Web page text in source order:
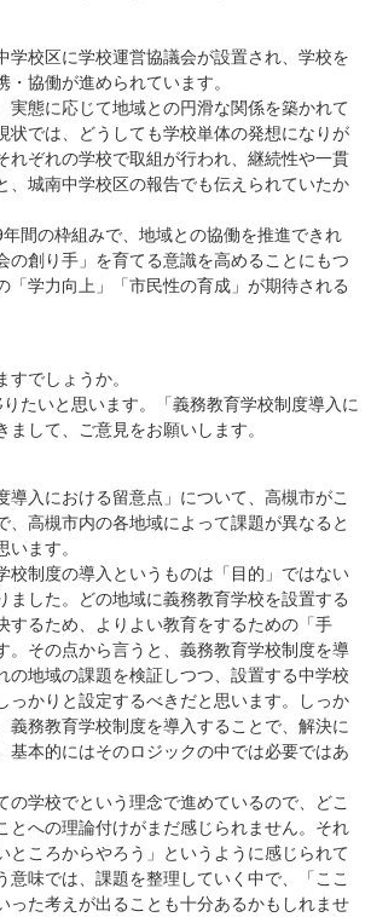
校区に学校運営協議会が設置され、学校を
協働が進められています。
態に応じて地域との円滑な関係を築かれて
状では、どうしても学校単体の発想になりが
れぞれの学校で取組が行われ、継続性や一貫
、城南中学校区の報告でも伝えられていたか
間の枠組みで、地域との協働を推進できれ
の創り手」を育てる意識を高めることにもつ
「学力向上」「市民性の育成」が期待される
でしょうか。
たいと思います。「義務教育学校制度導入に
まして、ご意見をお願いします。
入における留意点」について、高槻市がこ
、高槻市内の各地域によって課題が異なると
います。
制度の導入というものは「目的」ではない
ました。どの地域に義務教育学校を設置する
するため、よりよい教育をするための「手
。その点から言うと、義務教育学校制度を導
の地域の課題を検証しつつ、設置する中学校
っかりと設定するべきだと思います。しっか
義務教育学校制度を導入することで、解決に
基本的にはそのロジックの中では必要ではあ
学校でという理念で進めているので、どこ
とへの理論付けがまだ感じられません。それ
ところからやろう」というように感じられて
意味では、課題を整理していく中で、「ここ
った考えが出ることも十分あるかもしれませ